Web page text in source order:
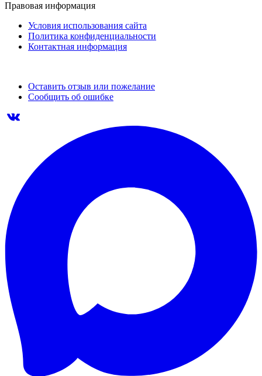
Правовая информация
Условия использования сайта
Политика конфиденциальности
Контактная информация
Оставить отзыв или пожелание
Сообщить об ошибке